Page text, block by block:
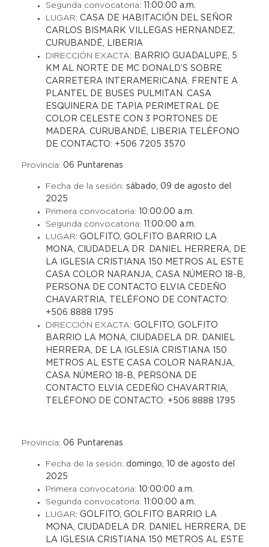
Segunda convocatoria:
11:00:00 a.m.
LUGAR: CASA DE HABITACIÓN DEL SEÑOR
CARLOS BISMARK VILLEGAS HERNANDEZ,
CURUBANDÉ, LIBERIA
DIRECCIÓN EXACTA:
BARRIO GUADALUPE, 5
KM AL NORTE DE MC DONALD’S SOBRE
CARRETERA INTERAMERICANA. FRENTE A
PLANTEL DE BUSES PULMITAN. CASA
ESQUINERA DE TAPIA PERIMETRAL DE
COLOR CELESTE CON 3 PORTONES DE
MADERA. CURUBANDÉ, LIBERIA TELÉFONO
DE CONTACTO: +506 7205 3570
Provincia: 06 Puntarenas
Fecha de la sesión: sábado, 09 de agosto del
2025
Primera convocatoria:
10:00:00 a.m.
Segunda convocatoria:
11:00:00 a.m.
LUGAR: GOLFITO, GOLFITO BARRIO LA
MONA, CIUDADELA DR. DANIEL HERRERA, DE
LA IGLESIA CRISTIANA 150 METROS AL ESTE
CASA COLOR NARANJA, CASA NÚMERO 18-B,
PERSONA DE CONTACTO ELVIA CEDEÑO
CHAVARTRIA, TELÉFONO DE CONTACTO:
+506 8888 1795
DIRECCIÓN EXACTA: GOLFITO, GOLFITO
BARRIO LA MONA, CIUDADELA DR. DANIEL
HERRERA, DE LA IGLESIA CRISTIANA 150
METROS AL ESTE CASA COLOR NARANJA,
CASA NÚMERO 18-B, PERSONA DE
CONTACTO ELVIA CEDEÑO CHAVARTRIA,
TELÉFONO DE CONTACTO: +506 8888 1795
Provincia: 06 Puntarenas
Fecha de la sesión: domingo, 10 de agosto del
2025
Primera convocatoria:
10:00:00 a.m.
Segunda convocatoria:
11:00:00 a.m.
LUGAR: GOLFITO, GOLFITO BARRIO LA
MONA, CIUDADELA DR. DANIEL HERRERA, DE
LA IGLESIA CRISTIANA 150 METROS AL ESTE